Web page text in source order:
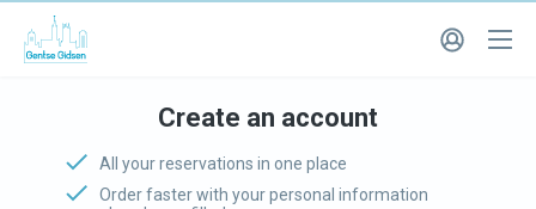
Create an account
All your reservations in one place
Order faster with your personal information